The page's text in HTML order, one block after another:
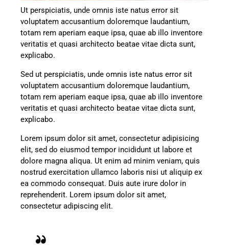
Ut perspiciatis, unde omnis iste natus error sit
voluptatem accusantium doloremque laudantium,
totam rem aperiam eaque ipsa, quae ab illo inventore
veritatis et quasi architecto beatae vitae dicta sunt,
explicabo.
Sed ut perspiciatis, unde omnis iste natus error sit
voluptatem accusantium doloremque laudantium,
totam rem aperiam eaque ipsa, quae ab illo inventore
veritatis et quasi architecto beatae vitae dicta sunt,
explicabo.
Lorem ipsum dolor sit amet, consectetur adipisicing
elit, sed do eiusmod tempor incididunt ut labore et
dolore magna aliqua. Ut enim ad minim veniam, quis
nostrud exercitation ullamco laboris nisi ut aliquip ex
ea commodo consequat. Duis aute irure dolor in
reprehenderit. Lorem ipsum dolor sit amet,
consectetur adipiscing elit.